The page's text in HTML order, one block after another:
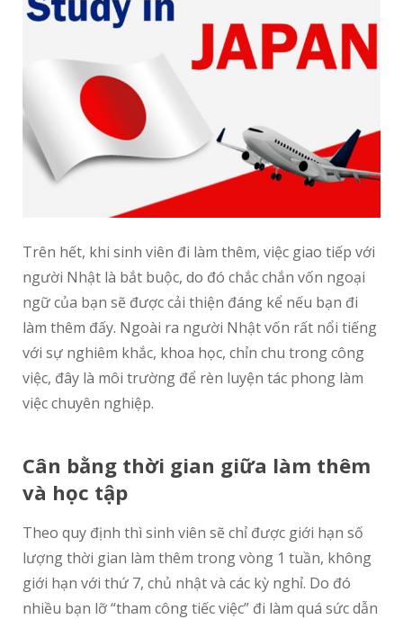
Trên hết, khi sinh viên đi làm thêm, việc giao tiếp với
người Nhật là bắt buộc, do đó chắc chắn vốn ngoại
ngữ của bạn sẽ được cải thiện đáng kể nếu bạn đi
làm thêm đấy. Ngoài ra người Nhật vốn rất nổi tiếng
với sự nghiêm khắc, khoa học, chỉn chu trong công
việc, đây là môi trường để rèn luyện tác phong làm
việc chuyên nghiệp.
Cân bằng thời gian giữa làm thêm
và học tập
Theo quy định thì sinh viên sẽ chỉ được giới hạn số
lượng thời gian làm thêm trong vòng 1 tuần, không
giới hạn với thứ 7, chủ nhật và các kỳ nghỉ. Do đó
nhiều bạn lỡ “tham công tiếc việc” đi làm quá sức dẫn